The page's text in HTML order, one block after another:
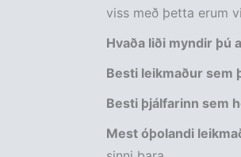
viss með þetta erum
Hvaða liði myndir þú
Besti leikmaður
Besti þjálfarinn sem
Mest óþolandi